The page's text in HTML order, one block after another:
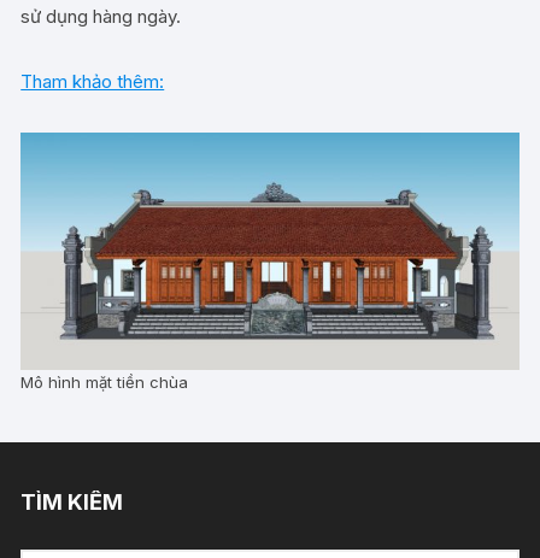
sử dụng hàng ngày.
Tham khảo thêm:
Mô hình mặt tiền chùa
TÌM KIẾM